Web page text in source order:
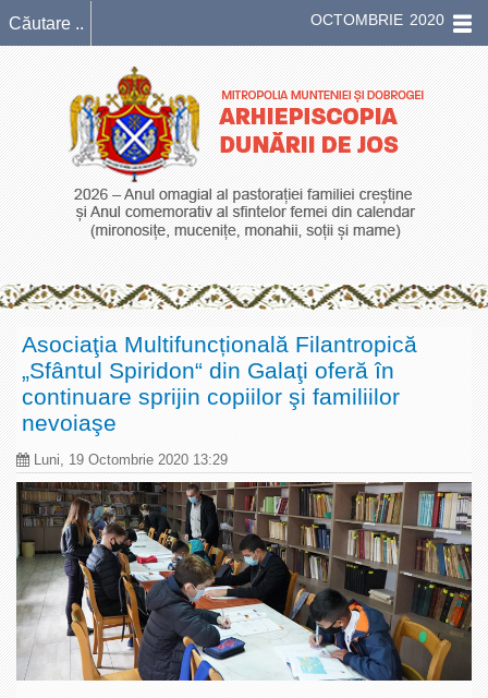
OCTOMBRIE 2020
Asociaţia Multifuncțională Filantropică
„Sfântul Spiridon“ din Galaţi oferă în
continuare sprijin copiilor şi familiilor
nevoiaşe
Luni, 19 Octombrie 2020 13:29